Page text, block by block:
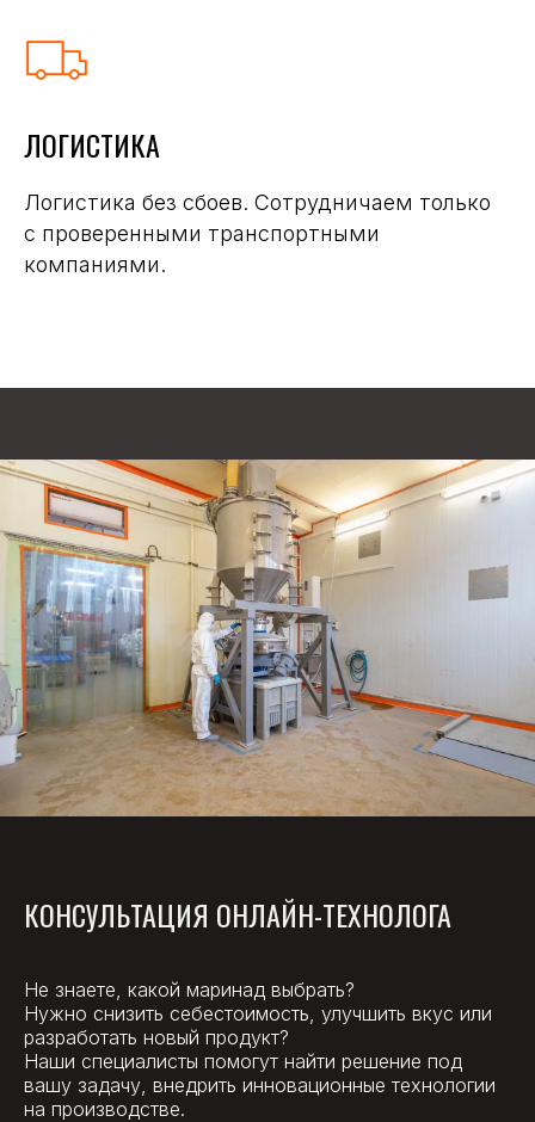
ЛОГИСТИКА
Логистика без сбоев. Сотрудничаем только
с проверенными транспортными
компаниями.
КОНСУЛЬТАЦИЯ ОНЛАЙН-ТЕХНОЛОГА
Не знаете, какой маринад выбрать?
Нужно снизить себестоимость, улучшить вкус или
разработать новый продукт?
Наши специалисты помогут найти решение под
вашу задачу, внедрить инновационные технологии
на производстве.